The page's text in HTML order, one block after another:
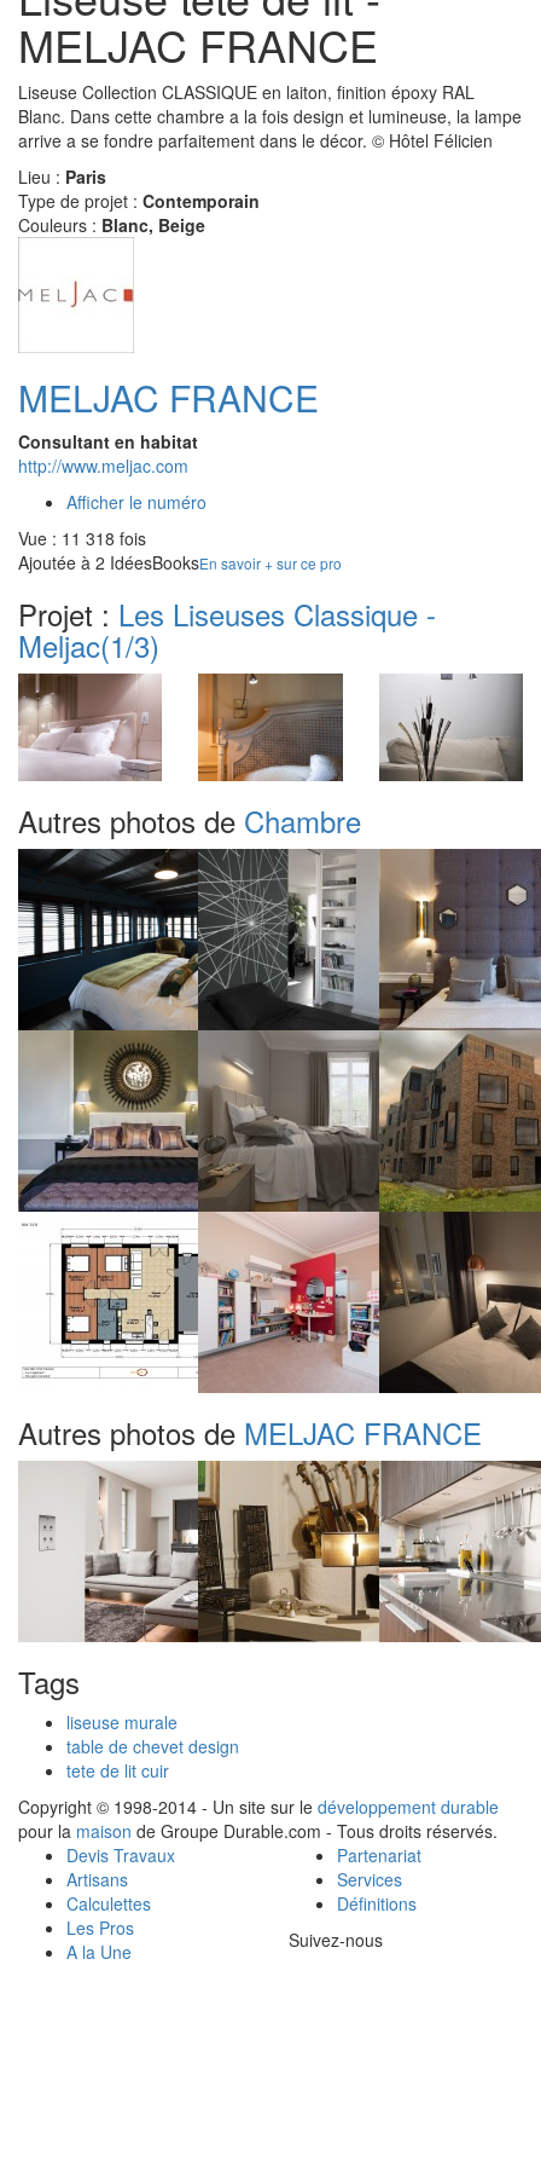
MELJAC FRANCE
Liseuse Collection CLASSIQUE en laiton, finition époxy RAL
Blanc. Dans cette chambre a la fois design et lumineuse, la lampe
arrive a se fondre parfaitement dans le décor. © Hôtel Félicien
Lieu : Paris
Type de projet : Contemporain
Couleurs : Blanc, Beige
MELJAC FRANCE
Consultant en habitat
http://www.meljac.com
Afficher le numéro
Vue : 11 318 fois
Ajoutée à 2 IdéesBooksEn savoir + sur ce pro
Projet : Les Liseuses Classique -
Meljac(1/3)
Autres photos de Chambre
Autres photos de MELJAC FRANCE
Tags
liseuse murale
table de chevet design
tete de lit cuir
Copyright © 1998-2014 - Un site sur le développement durable
pour la maison de Groupe Durable.com - Tous droits réservés.
Devis Travaux
Artisans
Calculettes
Les Pros
A la Une
Partenariat
Services
Définitions
Suivez-nous